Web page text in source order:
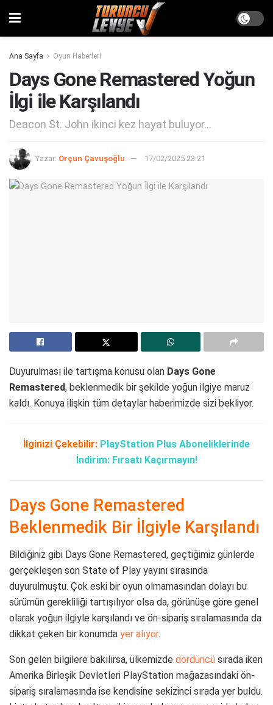
Ana Sayfa Oyun Haberleri
Days Gone Remastered Yoğun
İlgi ile Karşılandı
Deacon St. John ikinci kez hayat buluyor...
Yazar: Orçun Çavuşoğlu 17/02/2025 23:21
Duyurulması ile tartışma konusu olan Days Gone
Remastered, beklenmedik bir şekilde yoğun ilgiye maruz
kaldı. Konuya ilişkin tüm detaylar haberimizde sizi bekliyor.
İlginizi Çekebilir: PlayStation Plus Aboneliklerinde
İndirim: Fırsatı Kaçırmayın!
Days Gone Remastered
Beklenmedik Bir İlgiyle Karşılandı
Bildiğiniz gibi Days Gone Remastered, geçtiğimiz günlerde
gerçekleşen son State of Play yayını sırasında
duyurulmuştu. Çok eski bir oyun olmamasından dolayı bu
sürümün gerekliliği tartışılıyor olsa da, görünüşe göre genel
olarak yoğun ilgiyle karşılandı ve ön-sipariş sıralamasında da
dikkat çeken bir konumda yer alıyor.
Son gelen bilgilere bakılırsa, ülkemizde dördüncü sırada iken
Amerika Birleşik Devletleri PlayStation mağazasındaki ön-
sipariş sıralamasında ise kendisine sekizinci sırada yer buldu.